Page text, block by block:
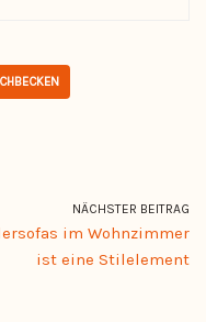
NÄCHSTER BEITRAG
im Wohnzimmer
ist eine Stilelement